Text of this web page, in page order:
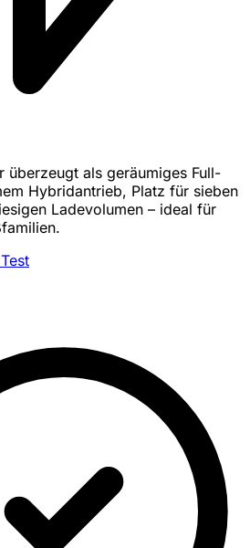
überzeugt als geräumiges Full-
Hybridantrieb, Platz für sieben
Ladevolumen – ideal für